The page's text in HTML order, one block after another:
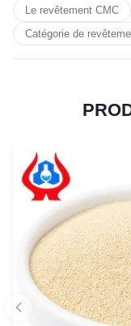
Le revêtement CMC
Catégorie de